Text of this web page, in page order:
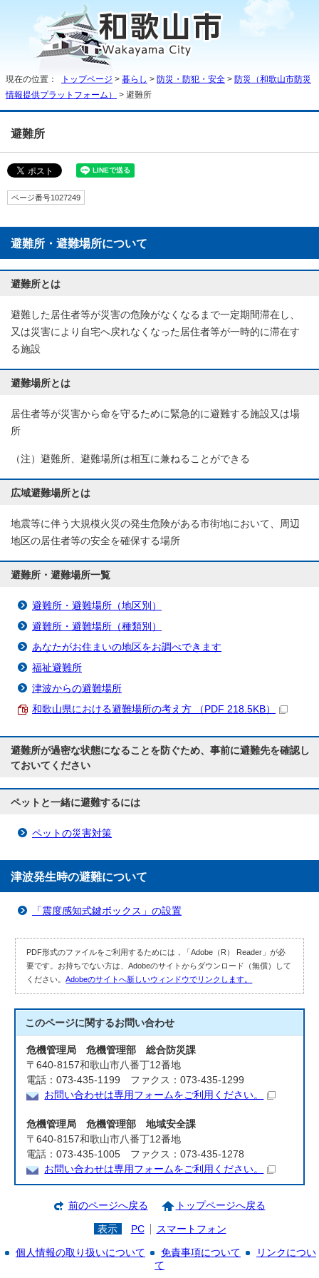
現在の位置： トップページ > 暮らし > 防災・防犯・安全 > 防災（和歌山市防災
情報提供プラットフォーム）
> 避難所
避難所
ページ番号1027249
避難所・避難場所について
避難所とは
避難した居住者等が災害の危険がなくなるまで一定期間滞在し、
又は災害により自宅へ戻れなくなった居住者等が一時的に滞在す
る施設
避難場所とは
居住者等が災害から命を守るために緊急的に避難する施設又は場
所
（注）避難所、避難場所は相互に兼ねることができる
広域避難場所とは
地震等に伴う大規模火災の発生危険がある市街地において、周辺
地区の居住者等の安全を確保する場所
避難所・避難場所一覧
避難所・避難場所（地区別）
避難所・避難場所（種類別）
あなたがお住まいの地区をお調べできます
福祉避難所
津波からの避難場所
和歌山県における避難場所の考え方 （PDF 218.5KB）
避難所が過密な状態になることを防ぐため、事前に避難先を確認し
ておいてください
ペットと一緒に避難するには
ペットの災害対策
津波発生時の避難について
「震度感知式鍵ボックス」の設置
PDF形式のファイルをご利用するためには，「Adobe（R） Reader」が必
要です。お持ちでない方は、Adobeのサイトからダウンロード（無償）して
ください。Adobeのサイトへ新しいウィンドウでリンクします。
このページに関するお問い合わせ
危機管理局 危機管理部 総合防災課
〒640-8157和歌山市八番丁12番地
電話：073-435-1199 ファクス：073-435-1299
お問い合わせは専用フォームをご利用ください。
危機管理局 危機管理部 地域安全課
〒640-8157和歌山市八番丁12番地
電話：073-435-1005 ファクス：073-435-1278
お問い合わせは専用フォームをご利用ください。
前のページへ戻る トップページへ戻る
表示 PC スマートフォン
個人情報の取り扱いについて 免責事項について
リンクについ
て